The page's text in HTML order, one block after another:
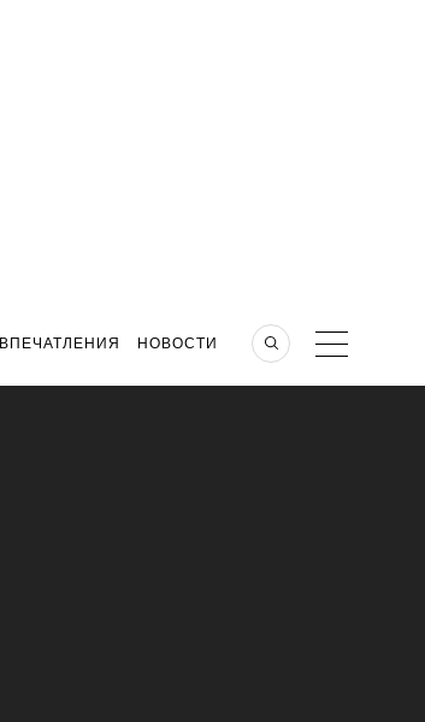
ВПЕЧАТЛЕНИЯ НОВОСТИ